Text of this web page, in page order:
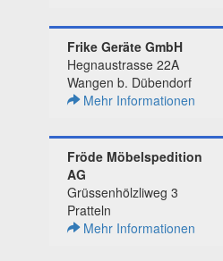
Frike Geräte GmbH
Hegnaustrasse 22A
Wangen b. Dübendorf
Mehr Informationen
Fröde Möbelspedition
AG
Grüssenhölzliweg 3
Pratteln
Mehr Informationen